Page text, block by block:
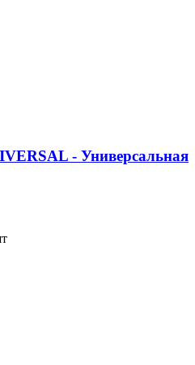
- Универсальная